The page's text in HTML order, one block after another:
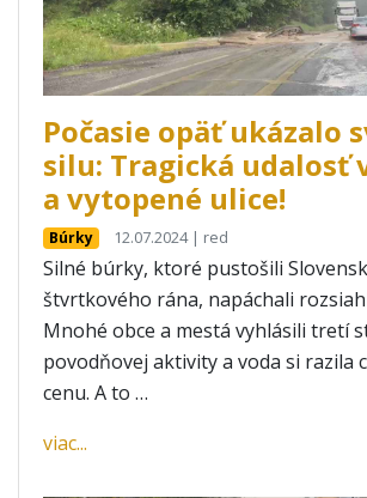
Počasie opäť ukázalo
silu: Tragická udalosť
a vytopené ulice!
Búrky 12.07.2024 | red
Silné búrky, ktoré pustošili
štvrtkového rána, napáchali
Mnohé obce a mestá vyhlásili tretí
povodňovej aktivity a voda si razila
cenu. A to …
viac...